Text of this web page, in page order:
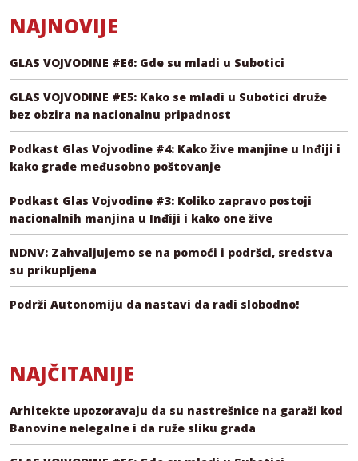
NAJNOVIJE
GLAS VOJVODINE #E6: Gde su mladi u Subotici
GLAS VOJVODINE #E5: Kako se mladi u Subotici druže
bez obzira na nacionalnu pripadnost
Podkast Glas Vojvodine #4: Kako žive manjine u Inđiji i
kako grade međusobno poštovanje
Podkast Glas Vojvodine #3: Koliko zapravo postoji
nacionalnih manjina u Inđiji i kako one žive
NDNV: Zahvaljujemo se na pomoći i podršci, sredstva
su prikupljena
Podrži Autonomiju da nastavi da radi slobodno!
NAJČITANIJE
Arhitekte upozoravaju da su nastrešnice na garaži kod
Banovine nelegalne i da ruže sliku grada